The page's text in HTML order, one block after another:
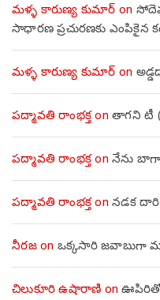
మళ్ళ కారుణ్య కుమార్ on
సాధారణ ప్రచురణకు ఎంపికైన
మళ్ళ కారుణ్య కుమార్ on
పద్మావతి రాంభక్తon తాగని టీ
పద్మావతి రాంభక్తon నేను
పద్మావతి రాంభక్తon నడక
నీరజon ఒక్కసారి జవాబుగా
చిలుకూరి ఉషారాణి onఊపిరితో